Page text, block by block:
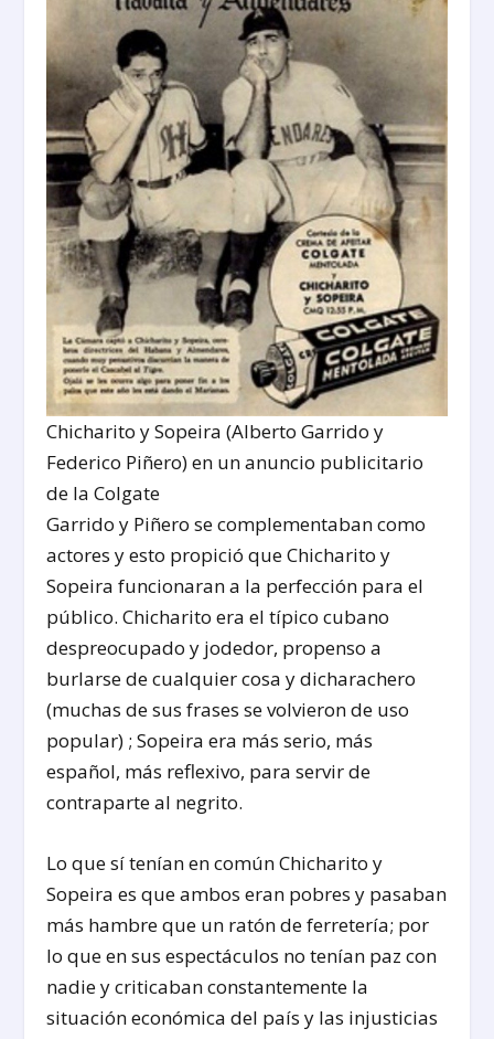
Chicharito y Sopeira (Alberto Garrido y
Federico Piñero) en un anuncio publicitario
de la Colgate
Garrido y Piñero se complementaban como
actores y esto propició que Chicharito y
Sopeira funcionaran a la perfección para el
público. Chicharito era el típico cubano
despreocupado y jodedor, propenso a
burlarse de cualquier cosa y dicharachero
(muchas de sus frases se volvieron de uso
popular) ; Sopeira era más serio, más
español, más reflexivo, para servir de
contraparte al negrito.
Lo que sí tenían en común Chicharito y
Sopeira es que ambos eran pobres y pasaban
más hambre que un ratón de ferretería; por
lo que en sus espectáculos no tenían paz con
nadie y criticaban constantemente la
situación económica del país y las injusticias